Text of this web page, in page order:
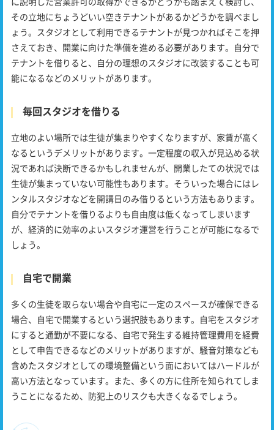
その立地にちょうどいい空きテナントがあるかどうかを調べまし
ょう。スタジオとして利用できるテナントが見つかればそこを押
さえておき、開業に向けた準備を進める必要があります。自分で
テナントを借りると、自分の理想のスタジオに改装することも可
能になるなどのメリットがあります。
毎回スタジオを借りる
立地のよい場所では生徒が集まりやすくなりますが、家賃が高く
なるというデメリットがあります。一定程度の収入が見込める状
況であれば決断できるかもしれませんが、開業したての状況では
生徒が集まっていない可能性もあります。そういった場合にはレ
ンタルスタジオなどを開講日のみ借りるという方法もあります。
自分でテナントを借りるよりも自由度は低くなってしまいます
が、経済的に効率のよいスタジオ運営を行うことが可能になるで
しょう。
自宅で開業
多くの生徒を取らない場合や自宅に一定のスペースが確保できる
場合、自宅で開業するという選択肢もあります。自宅をスタジオ
にすると通勤が不要になる、自宅で発生する維持管理費用を経費
として申告できるなどのメリットがありますが、騒音対策なども
含めたスタジオとしての環境整備という面においてはハードルが
高い方法となっています。また、多くの方に住所を知られてしま
うことになるため、防犯上のリスクも大きくなるでしょう。